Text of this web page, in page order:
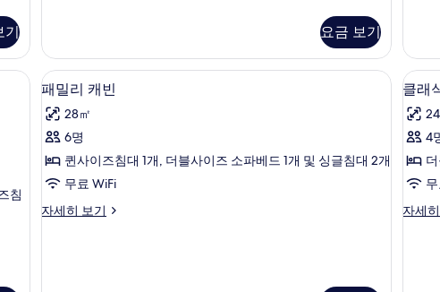
기
진
모
두
보
기
동
약
자
지
원
자
히
보
요금 보기
모
두
보
기
스
위
트
자
세
보
기
| 고급 침구, 오리/거위털 이불, 템퍼페딕 침대, 객실 내 금고
침
패
밀
리
캐
빈
진
고급 침구, 오리/거위털 이불, 템퍼페딕 침대,
13
패밀리 캐빈
28㎡
6명
퀸사이즈침대 1개, 더블사이즈 소파베드 1개 및 싱글침대 2개
무료 WiFi
자세히 보기
패
클
래
식
캐
빈
진
6
클래
4
자세
클